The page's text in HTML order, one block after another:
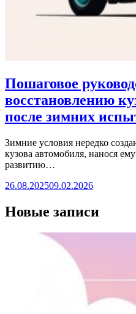
Пошаговое
восстановлению
после зимних
Зимние условия нередко
кузова автомобиля, нанося
развитию…
26.08.202509.02.2026
Новые записи